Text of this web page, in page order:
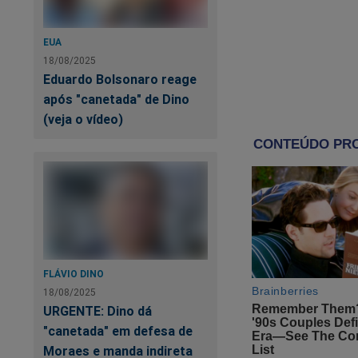
EUA
18/08/2025
Eduardo Bolsonaro reage
após "canetada" de Dino
(veja o vídeo)
FLÁVIO DINO
18/08/2025
URGENTE: Dino dá
"canetada" em defesa de
Moraes e manda indireta
governo federal.
parecendo, ou
orçamento anual
discricionários,
produtos de
Pois bem, o
– recai sobre
universidade). No
De cada 100 reais
é, deixando de
suspendem-se as